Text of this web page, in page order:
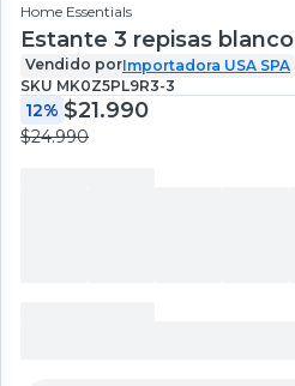
Home Essentials
Estante 3 repisas blanco
Vendido porImportadora USA SPA
SKU MK0Z5PL9R3-3
12% $21.990
$24.990